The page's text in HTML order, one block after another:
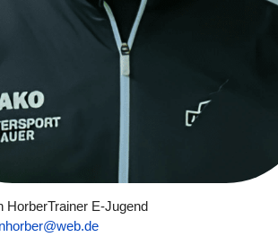
HorberTrainer E-Jugend